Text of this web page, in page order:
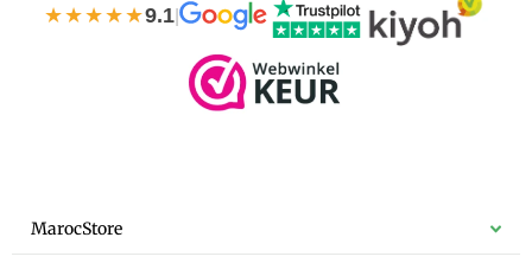
★★★★★9.1 |
MarocStore